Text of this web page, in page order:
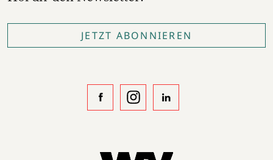
JETZT ABONNIEREN